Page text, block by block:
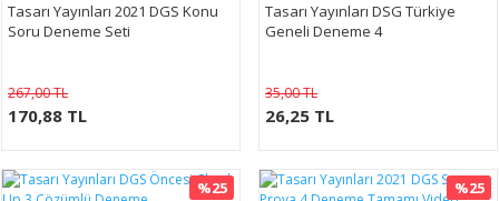
Tasarı Yayınları 2021 DGS Konu
Soru Deneme Seti
267,00 TL
170,88 TL
Tasarı Yayınları DSG Türkiye
Geneli Deneme 4
35,00 TL
26,25 TL
%25 %25